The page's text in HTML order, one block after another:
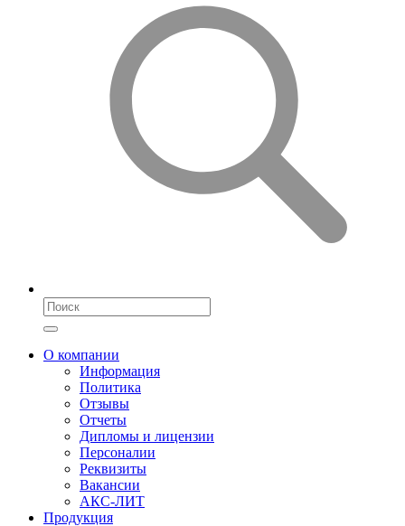
О компании
Информация
Политика
Отзывы
Отчеты
Дипломы и лицензии
Персоналии
Реквизиты
Вакансии
АКС-ЛИТ
Продукция